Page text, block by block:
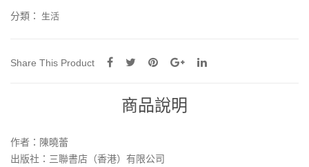
量
分類： 生活
Share This Product
商品說明
作者：陳曉蕾
出版社：三聯書店（香港）有限公司